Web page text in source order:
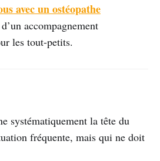
avec un ostéopathe
accompagnement
les tout-petits.
systématiquement la tête du
fréquente, mais qui ne doit